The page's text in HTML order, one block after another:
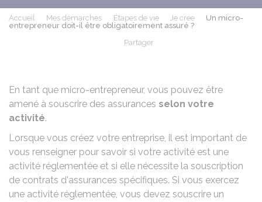
Accueil Mes démarches Étapes de vie Je crée
Un micro-
entrepreneur doit-il être obligatoirement assuré ?
Partager
En tant que micro-entrepreneur, vous pouvez être
amené à souscrire des assurances selon votre
activité.
Lorsque vous créez votre entreprise, il est important de
vous renseigner pour savoir si votre activité est une
activité réglementée et si elle nécessite la souscription
de contrats d'assurances spécifiques. Si vous exercez
une activité réglementée, vous devez souscrire un